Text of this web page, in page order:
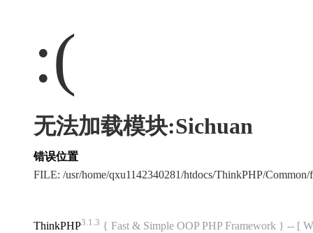
:(
无法加载模块:Sichuan
错误位置
FILE: /usr/home/qxu1142340281/htdocs/ThinkPHP/
ThinkPHP3.1.3 { Fast & Simple OOP PHP Framework } -- [